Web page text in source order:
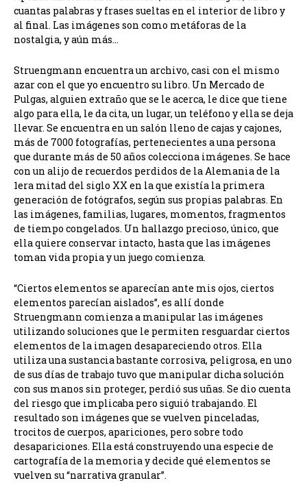
cuantas palabras y frases sueltas en el interior de libro y
al final. Las imágenes son como metáforas de la
nostalgia, y aún más…
Struengmann encuentra un archivo, casi con el mismo
azar con el que yo encuentro su libro. Un Mercado de
Pulgas, alguien extraño que se le acerca, le dice que tiene
algo para ella, le da cita, un lugar, un teléfono y ella se deja
llevar. Se encuentra en un salón lleno de cajas y cajones,
más de 7000 fotografías, pertenecientes a una persona
que durante más de 50 años colecciona imágenes. Se hace
con un alijo de recuerdos perdidos de la Alemania de la
1era mitad del siglo XX en la que existía la primera
generación de fotógrafos, según sus propias palabras. En
las imágenes, familias, lugares, momentos, fragmentos
de tiempo congelados. Un hallazgo precioso, único, que
ella quiere conservar intacto, hasta que las imágenes
toman vida propia y un juego comienza.
“Ciertos elementos se aparecían ante mis ojos, ciertos
elementos parecían aislados”, es allí donde
Struengmann comienza a manipular las imágenes
utilizando soluciones que le permiten resguardar ciertos
elementos de la imagen desapareciendo otros. Ella
utiliza una sustancia bastante corrosiva, peligrosa, en uno
de sus días de trabajo tuvo que manipular dicha solución
con sus manos sin proteger, perdió sus uñas. Se dio cuenta
del riesgo que implicaba pero siguió trabajando. El
resultado son imágenes que se vuelven pinceladas,
trocitos de cuerpos, apariciones, pero sobre todo
desapariciones. Ella está construyendo una especie de
cartografía de la memoria y decide qué elementos se
vuelven su “narrativa granular”.